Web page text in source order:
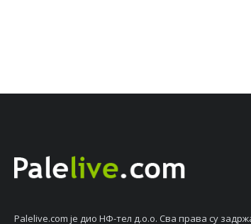
Palelive.com јe дио НФ-тeл д.о.о. Сва права су